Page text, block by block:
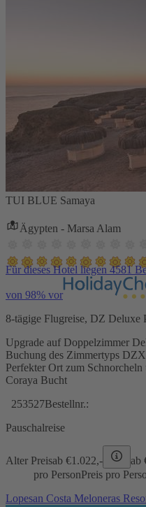
TUI BLUE Samaya
Ägypten - Marsa Alam
Für dieses Hotel liegen 4581
von 98% vor
8-tägige Flugreise, DZ Deluxe
Upgrade auf Doppelzimmer
Buchung des Zimmertyps
Perfekter Ort zum
Coraya Bucht
253527Bestellnr.:
Pauschalreise
Alter Preisab €1.022,- ab
pro PersonPreis pro
Lopesan Costa Meloneras